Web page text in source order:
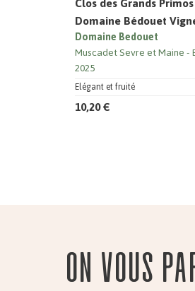
Domaine Bédouet
Elégant et fruité
Domaine Bedouet
Muscadet Sevre et Maine
2025
10,20 €
On vous